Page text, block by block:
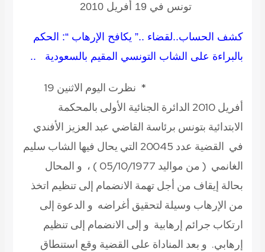
تونس في 19 أفريل 2010
كشف الحساب..لقضاء ..” يكافح الإرهاب “: الحكم
بالبراءة على الشاب التونسي المقيم بالسعودية ..
* نظرت اليوم الاثنين 19
أفريل 2010 الدائرة الجنائية الأولى بالمحكمة
الابتدائية بتونس برئاسة القاضي عبد العزيز الأفندي
في القضية عدد 20045 التي يحال فيها الشاب سليم
الغانمي ( من مواليد 05/10/1977 ) ، و المحال
بحالة إيقاف من أجل تهمة الانضمام إلى تنظيم اتخذ
من الإرهاب وسيلة لتحقيق أغراضه و الدعوة إلى
ارتكاب جرائم إرهابية و إلى الانضمام إلى تنظيم
إرهابي. و بعد المناداة على القضية وقع استنطاق